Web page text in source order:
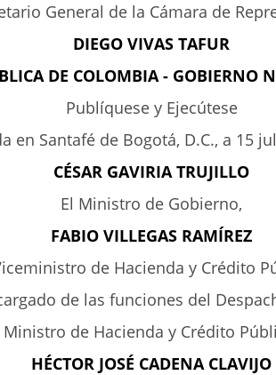
General de la Cámara de
DIEGO VIVAS TAFUR
DE COLOMBIA - GOBIERNO
Publíquese y Ejecútese
en Santafé de Bogotá, D.C., a 15
CÉSAR GAVIRIA TRUJILLO
El Ministro de Gobierno,
FABIO VILLEGAS RAMÍREZ
de Hacienda y Crédito
de las funciones del
Ministro de Hacienda y Crédito
HÉCTOR JOSÉ CADENA CLAVIJO